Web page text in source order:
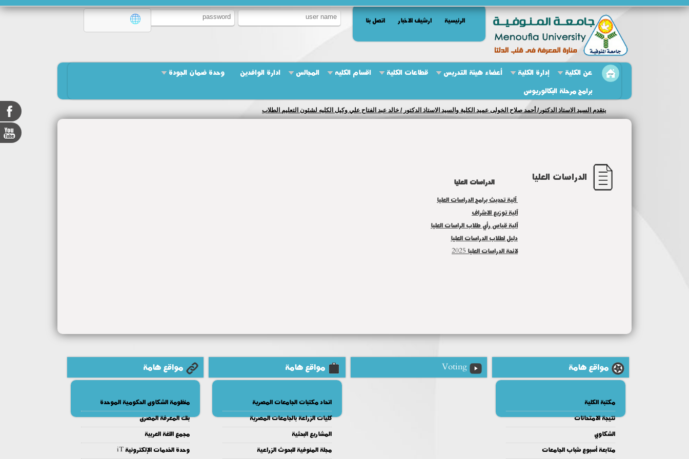
الرئيسية ارشيف الاخبار اتصل بنا
عن الكلية إدارة الكلية أعضاء هيئة التدريس قطاعات الكلية اقسام الكليه المجالس ادارة الوافدين
وحدة ضمان الجودة
برامج مرحلة البكالوريوس
يتقدم السيد الاستاذ الدكتور/ أحمد صلاح الخولى عميد الكلية والسيد الاستاذ الدكتور / خالد عبد الفتاح علي وكيل الكليه لشئون التعليم الطلاب
الدراسات العليا الدراسات العليا
آلية تحديث برامج الدراسات العليا
آلية توزيع الاشراف
آلية قياس رأي طلاب الراسات العليا
دليل لطلاب الدراسات العليا
لائحة الدراسات العليا 2025
مواقع هامة
مكتبة الكلية
نتيجة الامتحانات
الشكاوي
متابعة أسبوع شباب الجامعات
Voting مواقع هامة
اتحاد مكتبات الجامعات المصرية
كليات الزراعة بالجامعات المصرية
المشاريع البحثية
مجلة المنوفية للبحوث الزراعية
مواقع هامة
منظومة الشكاوى الحكومية الموحدة
بنك المعرفة المصرى
مجمع اللغة العربية
وحدة الخدمات الإلكترونية iT